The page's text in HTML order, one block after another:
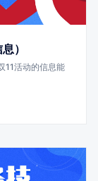
）
11活动的信息能